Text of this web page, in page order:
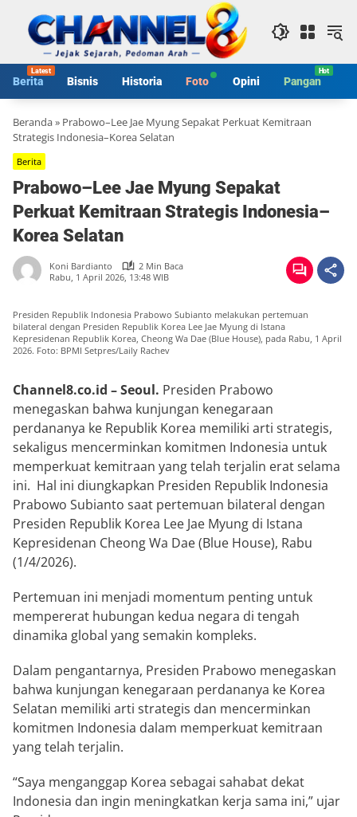
konten
Berita Bisnis Historia Foto Opini Pangan
Beranda» Prabowo–Lee Jae Myung Sepakat Perkuat Kemitraan
Strategis Indonesia–Korea Selatan
Berita
Prabowo–Lee Jae Myung Sepakat
Perkuat Kemitraan Strategis Indonesia–
Korea Selatan
Koni Bardianto
2 Min Baca
Rabu, 1 April 2026, 13:48 WIB
Presiden Republik Indonesia Prabowo Subianto melakukan pertemuan
bilateral dengan Presiden Republik Korea Lee Jae Myung di Istana
Kepresidenan Republik Korea, Cheong Wa Dae (Blue House), pada Rabu, 1 April
2026. Foto: BPMI Setpres/Laily Rachev
Channel8.co.id – Seoul. Presiden Prabowo
menegaskan bahwa kunjungan kenegaraan
perdananya ke Republik Korea memiliki arti strategis,
sekaligus mencerminkan komitmen Indonesia untuk
memperkuat kemitraan yang telah terjalin erat selama
ini. Hal ini diungkapkan Presiden Republik Indonesia
Prabowo Subianto saat pertemuan bilateral dengan
Presiden Republik Korea Lee Jae Myung di Istana
Kepresidenan Cheong Wa Dae(Blue House), Rabu
(1/4/2026).
Pertemuan ini menjadi momentum penting untuk
mempererat hubungan kedua negara di tengah
dinamika global yang semakin kompleks.
Dalam pengantarnya, Presiden Prabowo menegaskan
bahwa kunjungan kenegaraan perdananya ke Korea
Selatan memiliki arti strategis dan mencerminkan
komitmen Indonesia dalam memperkuat kemitraan
yang telah terjalin.
“Saya menganggap Korea sebagai sahabat dekat
Indonesia dan ingin meningkatkan kerja sama ini,” ujar